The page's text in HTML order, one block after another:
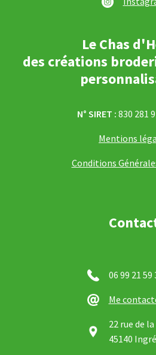
Le Chas
des créations
N° SIRET : 830 281
Mentions
Conditions
06 99 21 59
Me
22 rue de
45140 Ingré